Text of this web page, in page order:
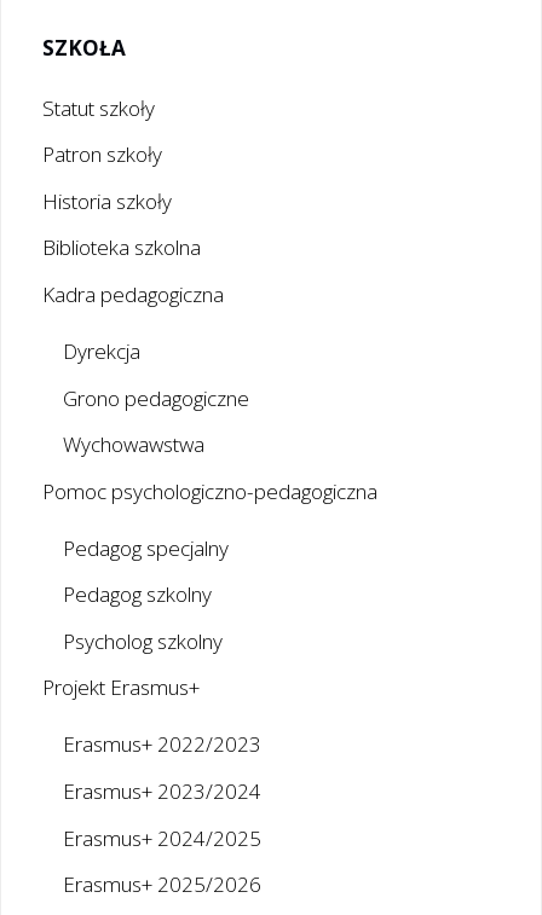
PCK
(SK
PCK)"
SZKOŁA
Statut szkoły
Patron szkoły
Historia szkoły
Biblioteka szkolna
Kadra pedagogiczna
Dyrekcja
Grono pedagogiczne
Wychowawstwa
Pomoc psychologiczno-pedagogiczna
Pedagog specjalny
Pedagog szkolny
Psycholog szkolny
Projekt Erasmus+
Erasmus+ 2022/2023
Erasmus+ 2023/2024
Erasmus+ 2024/2025
Erasmus+ 2025/2026